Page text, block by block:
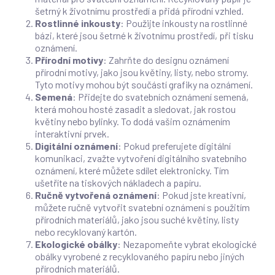
šetrný k životnímu prostředí a přidá přírodní vzhled.
Rostlinné inkousty: Použijte inkousty na rostlinné
bázi, které jsou šetrné k životnímu prostředí, při tisku
oznámení.
Přírodní motivy: Zahrňte do designu oznámení
přírodní motivy, jako jsou květiny, listy, nebo stromy.
Tyto motivy mohou být součástí grafiky na oznámení.
Semená: Přidejte do svatebních oznámení semená,
která mohou hosté zasadit a sledovat, jak rostou
květiny nebo bylinky. To dodá vašim oznámením
interaktivní prvek.
Digitální oznámení: Pokud preferujete digitální
komunikaci, zvažte vytvoření digitálního svatebního
oznámení, které můžete sdílet elektronicky. Tím
ušetříte na tiskových nákladech a papíru.
Ručně vytvořená oznámení: Pokud jste kreativní,
můžete ručně vytvořit svatební oznámení s použitím
přírodních materiálů, jako jsou suché květiny, listy
nebo recyklovaný kartón.
Ekologické obálky: Nezapomeňte vybrat ekologické
obálky vyrobené z recyklovaného papíru nebo jiných
přírodních materiálů.